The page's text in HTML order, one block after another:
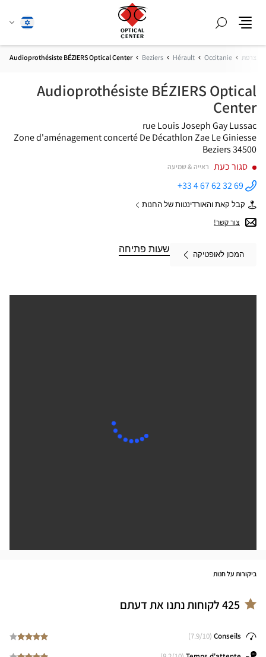
חפש
שנהעברית
צרפת Occitanie
Hérault
Beziers
Audioprothésiste BÉZIERS Optical Center
Audioprothésiste BÉZIERS Optical
Center
rue Louis Joseph Gay Lussac
Zone d'aménagement concerté De Décathlon Zae Le Giniesse
34500 Beziers
סגור כעת ראייה & שמיעה
התקשר
לחנות
Audioprothésiste
BÉZIERS
Optical
+33 4 67 62 32 69
קבל קאת והאורדינטות של החנות של
Audioprothésiste
BÉZIERS
צור קשר!
המכון לאופטיקה
שעות פתיחה
ביקורות על חנות
425לקוחות נתנו את דעתם
Conseils
(
7.9/10)